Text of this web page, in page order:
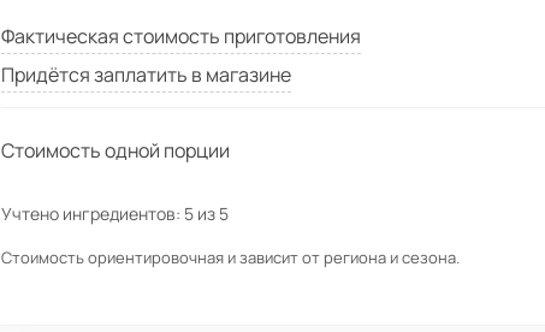
Фактическая стоимость приготовления
Придётся заплатить в магазине
Стоимость одной порции
Учтено ингредиентов: 5 из 5
Стоимость ориентировочная и зависит от региона и сезона.